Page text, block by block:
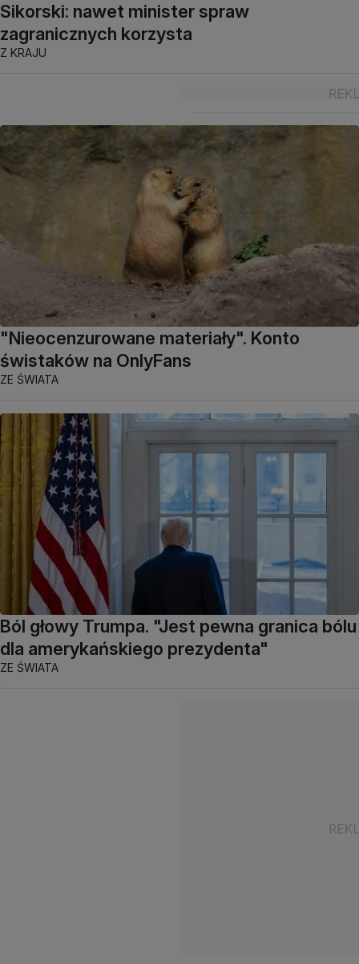
Sikorski: nawet minister spraw
zagranicznych korzysta
Z KRAJU
"Nieocenzurowane materiały". Konto
świstaków na OnlyFans
ZE ŚWIATA
Ból głowy Trumpa. "Jest pewna granica bólu
dla amerykańskiego prezydenta"
ZE ŚWIATA